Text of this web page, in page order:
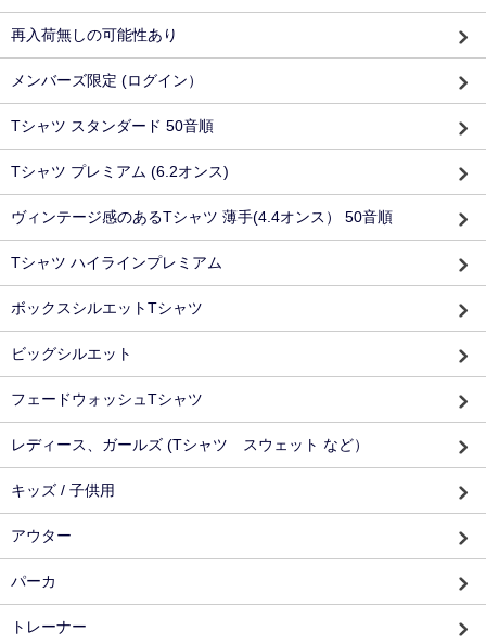
再入荷無しの可能性あり
メンバーズ限定 (ログイン）
Tシャツ スタンダード 50音順
Tシャツ プレミアム (6.2オンス)
ヴィンテージ感のあるTシャツ 薄手(4.4オンス） 50音順
Tシャツ ハイラインプレミアム
ボックスシルエットTシャツ
ビッグシルエット
フェードウォッシュTシャツ
レディース、ガールズ (Tシャツ スウェット など）
キッズ / 子供用
アウター
パーカ
トレーナー